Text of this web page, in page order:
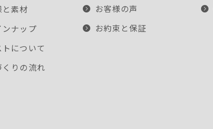
素材
ンナップ
トについて
くりの流れ
お客様の声
お約束と保証